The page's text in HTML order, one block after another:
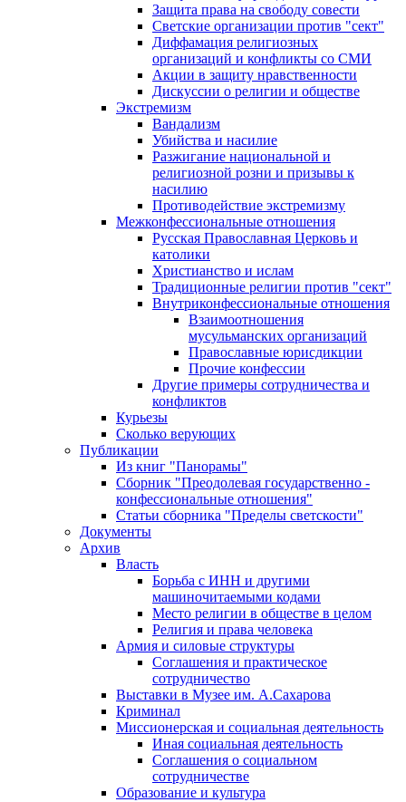
Защита права на свободу совести
Светские организации против "сект"
Диффамация религиозных
организаций и конфликты со СМИ
Акции в защиту нравственности
Дискуссии о религии и обществе
Экстремизм
Вандализм
Убийства и насилие
Разжигание национальной и
религиозной розни и призывы к
насилию
Противодействие экстремизму
Межконфессиональные отношения
Русская Православная Церковь и
католики
Христианство и ислам
Традиционные религии против "сект"
Внутриконфессиональные отношения
Взаимоотношения
мусульманских организаций
Православные юрисдикции
Прочие конфессии
Другие примеры сотрудничества и
конфликтов
Курьезы
Сколько верующих
Публикации
Из книг "Панорамы"
Сборник "Преодолевая государственно -
конфессиональные отношения"
Статьи сборника "Пределы светскости"
Документы
Архив
Власть
Борьба с ИНН и другими
машиночитаемыми кодами
Место религии в обществе в целом
Религия и права человека
Армия и силовые структуры
Соглашения и практическое
сотрудничество
Выставки в Музее им. А.Сахарова
Криминал
Миссионерская и социальная деятельность
Иная социальная деятельность
Соглашения о социальном
сотрудничестве
Образование и культура